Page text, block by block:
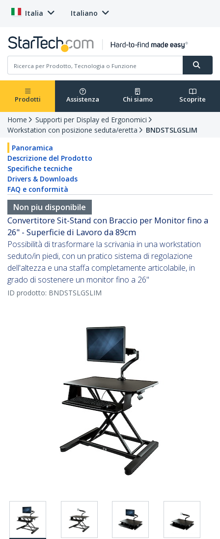
Italia Italiano
Prodotti Assistenza Chi siamo Scoprite
Home
Supporti per Display ed Ergonomici
Workstation con posizione seduta/eretta
BNDSTSLGSLIM
Panoramica
Descrizione del Prodotto
Specifiche tecniche
Drivers & Downloads
FAQ e conformità
Non piu disponibile
Convertitore Sit-Stand con Braccio per Monitor fino a
26" - Superficie di Lavoro da 89cm
Possibilità di trasformare la scrivania in una workstation
seduto/in piedi, con un pratico sistema di regolazione
dell'altezza e una staffa completamente articolabile, in
grado di sostenere un monitor fino a 26"
ID prodotto: BNDSTSLGSLIM